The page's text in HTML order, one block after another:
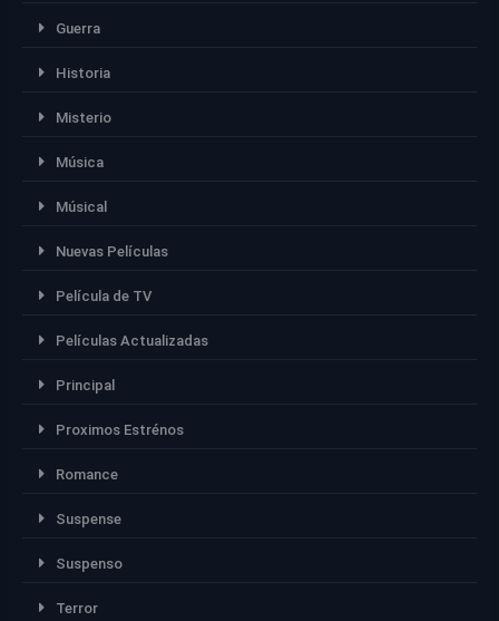
Guerra
Historia
Misterio
Música
Músical
Nuevas Películas
Película de TV
Películas Actualizadas
Principal
Proximos Estrénos
Romance
Suspense
Suspenso
Terror